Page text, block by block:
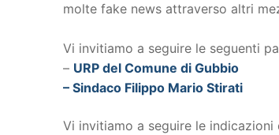
molte fake news attraverso altri
Vi invitiamo a seguire le seguenti
– URP del Comune di Gubbio
– Sindaco Filippo Mario Stirati
Vi invitiamo a seguire le